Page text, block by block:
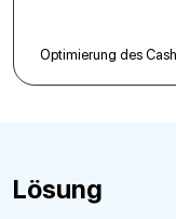
Optimierung des
Lösung